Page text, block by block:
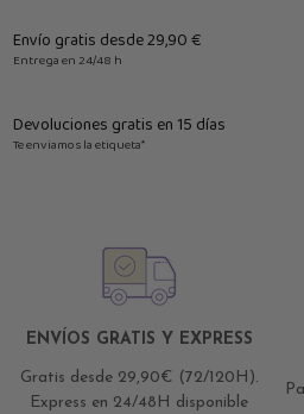
Envío gratis desde 29,90 €
Entrega en 24/48 h
Devoluciones gratis en 15 días
Te enviamos la etiqueta*
ENVÍOS GRATIS Y EXPRESS
Gratis desde 29,90€ (72/120H).
Express en 24/48H disponible